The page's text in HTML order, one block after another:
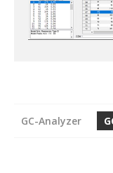
GC-Analyzer